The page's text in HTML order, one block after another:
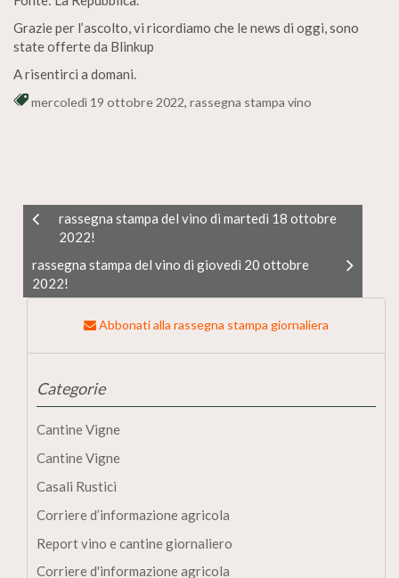
Grazie per l’ascolto, vi ricordiamo che le news di oggi, sono
state offerte da Blinkup
A risentirci a domani.
mercoledì 19 ottobre 2022, rassegna stampa vino
rassegna stampa del vino di martedì 18 ottobre
2022!
rassegna stampa del vino di giovedì 20 ottobre
2022!
Abbonati alla rassegna stampa giornaliera
Categorie
Cantine Vigne
Cantine Vigne
Casali Rustici
Corriere d’informazione agricola
Report vino e cantine giornaliero
Corriere d'informazione agricola